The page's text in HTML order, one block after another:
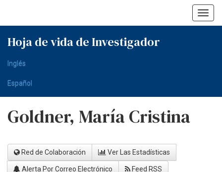
Hoja de vida de Investigador
Inglés
Español
Goldner, María Cristina
Red de Colaboración Ver Las Estadísticas
Alerta Por Correo Electrónico Feed RSS